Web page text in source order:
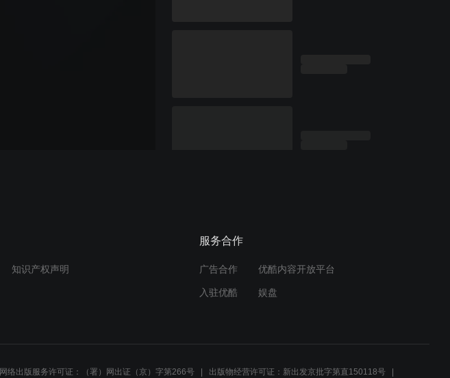
知识产权声明
服务合作
广告合作 优酷内容开放平台
入驻优酷 娱盘
网络出版服务许可证：（署）网出证（京）字第266号 出版物经营许可证：新出发京批字第直150118号